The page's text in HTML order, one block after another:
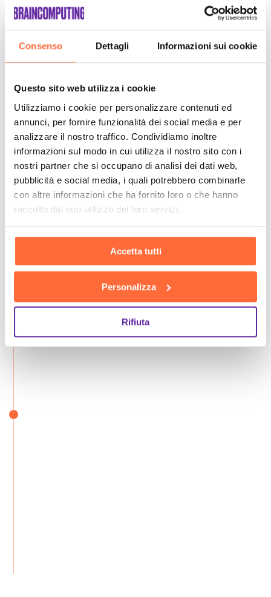
Consenso Dettagli Informazioni sui cookie
Questo sito web utilizza i cookie
Utilizziamo i cookie per personalizzare contenuti ed
annunci, per fornire funzionalità dei social media e per
analizzare il nostro traffico. Condividiamo inoltre
informazioni sul modo in cui utilizza il nostro sito con i
nostri partner che si occupano di analisi dei dati web,
pubblicità e social media, i quali potrebbero combinarle
con altre informazioni che ha fornito loro o che hanno
raccolto dal suo utilizzo dei loro servizi.
Accetta tutti
Personalizza
Rifiuta